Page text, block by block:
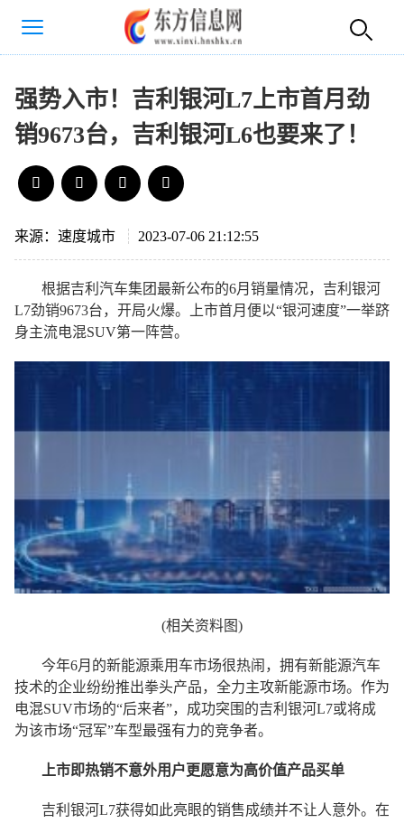
强势入市！吉利银河L7上市首月劲
销9673台，吉利银河L6也要来了！
来源：速度城市 2023-07-06 21:12:55
根据吉利汽车集团最新公布的6月销量情况，吉利银河
L7劲销9673台，开局火爆。上市首月便以“银河速度”一举跻
身主流电混SUV第一阵营。
(相关资料图)
今年6月的新能源乘用车市场很热闹，拥有新能源汽车
技术的企业纷纷推出拳头产品，全力主攻新能源市场。作为
电混SUV市场的“后来者”，成功突围的吉利银河L7或将成
为该市场“冠军”车型最强有力的竞争者。
上市即热销不意外用户更愿意为高价值产品买单
吉利银河L7获得如此亮眼的销售成绩并不让人意外。在